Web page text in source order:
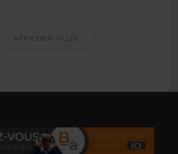
AFFICHER PLUS